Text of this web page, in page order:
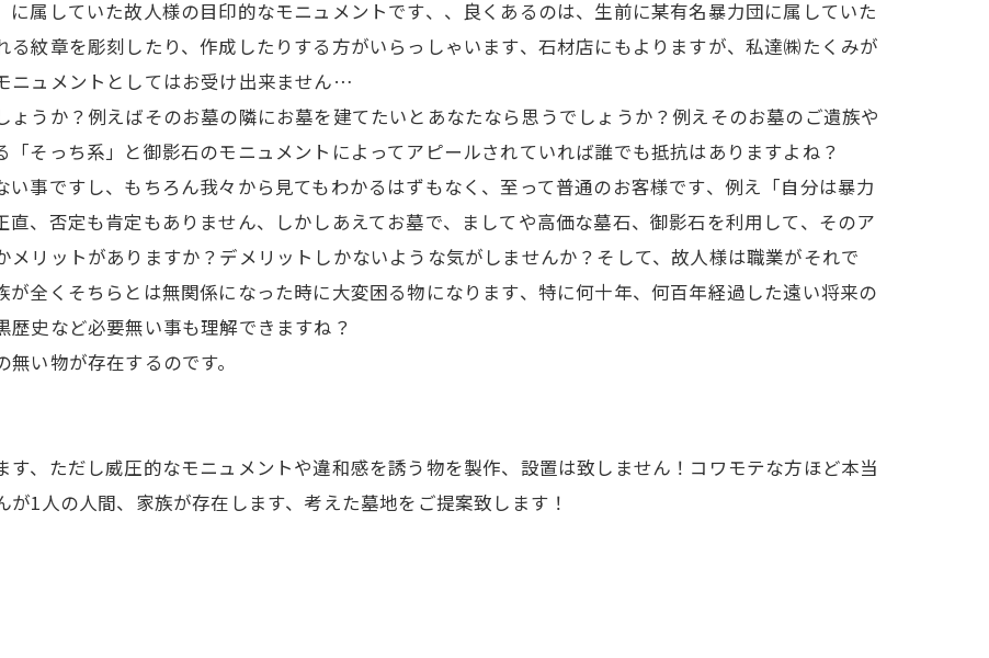
属していた故人様の目印的なモニュメントです、、良くあるのは、生前に某有名暴力団に属していた
紋章を彫刻したり、作成したりする方がいらっしゃいます、石材店にもよりますが、私達㈱たくみが
ニュメントとしてはお受け出来ません…
うか？例えばそのお墓の隣にお墓を建てたいとあなたなら思うでしょうか？例えそのお墓のご遺族や
そっち系」と御影石のモニュメントによってアピールされていれば誰でも抵抗はありますよね？
事ですし、もちろん我々から見てもわかるはずもなく、至って普通のお客様です、例え「自分は暴力
、否定も肯定もありません、しかしあえてお墓で、ましてや高価な墓石、御影石を利用して、そのア
リットがありますか？デメリットしかないような気がしませんか？そして、故人様は職業がそれで
全くそちらとは無関係になった時に大変困る物になります、特に何十年、何百年経過した遠い将来の
史など必要無い事も理解できますね？
い物が存在するのです。
、ただし威圧的なモニュメントや違和感を誘う物を製作、設置は致しません！コワモテな方ほど本当
1人の人間、家族が存在します、考えた墓地をご提案致します！